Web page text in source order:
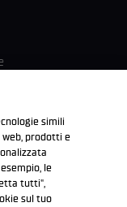
simili
prodotti e
le
tutti",
sul tuo